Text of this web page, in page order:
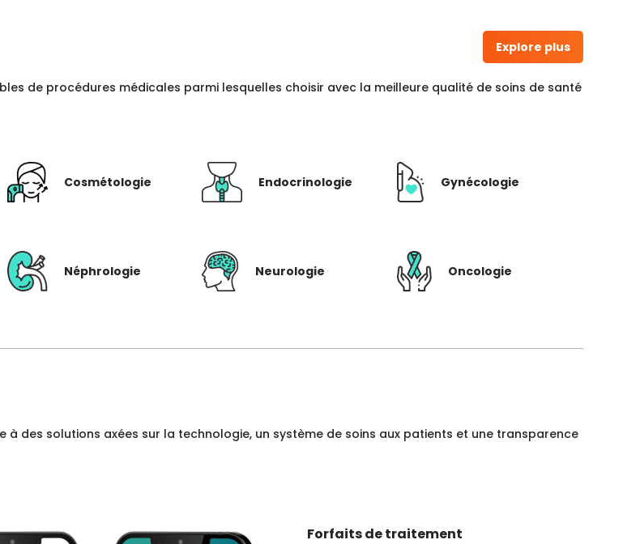
Explore plus
de procédures médicales parmi lesquelles choisir avec la meilleure qualité de soins de santé
Cosmétologie Endocrinologie Gynécologie
Néphrologie Neurologie Oncologie
des solutions axées sur la technologie, un système de soins aux patients et une transparence
Forfaits de traitement